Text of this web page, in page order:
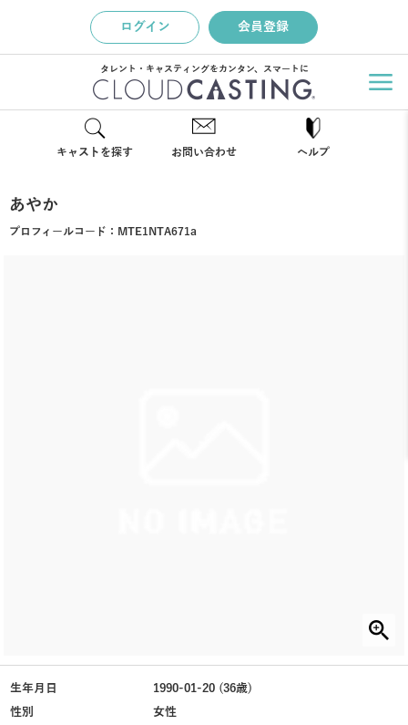
ログイン 会員登録
タレント・キャスティングをカンタン、スマートに
キャストを探す お問い合わせ ヘルプ
あやか
プロフィールコード： MTE1NTA671a
生年月日
1990-01-20 (36歳)
性別
女性